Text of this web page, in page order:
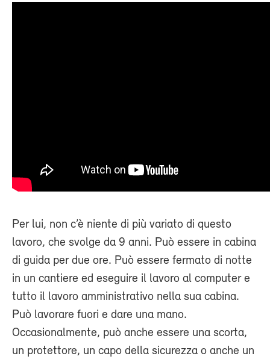
Per lui, non c’è niente di più variato di questo
lavoro, che svolge da 9 anni. Può essere in cabina
di guida per due ore. Può essere fermato di notte
in un cantiere ed eseguire il lavoro al computer e
tutto il lavoro amministrativo nella sua cabina.
Può lavorare fuori e dare una mano.
Occasionalmente, può anche essere una scorta,
un protettore, un capo della sicurezza o anche un